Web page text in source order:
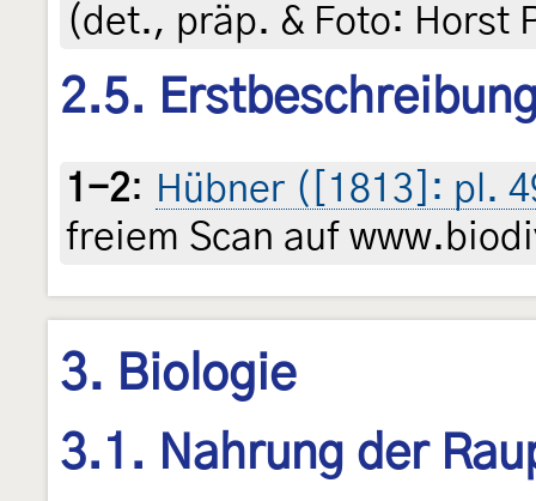
(det., präp. & Foto: Horst
2.5.
1-2: Hübner ([1813]: pl.
freiem Scan auf
3. Biologie
3.1. Nahrung der